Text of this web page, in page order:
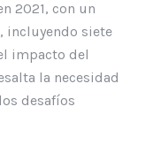
2021, con un
incluyendo siete
impacto del
la necesidad
desafíos